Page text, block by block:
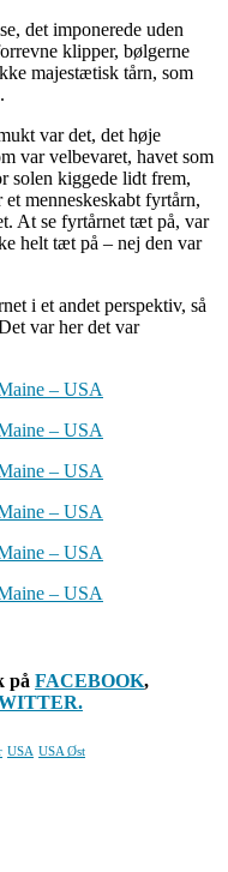
det imponerede uden
klipper, bølgerne
majestætisk tårn, som
var det, det høje
var velbevaret, havet som
solen kiggede lidt frem,
menneskeskabt fyrtårn,
At se fyrtårnet tæt på, var
helt tæt på – nej den var
i et andet perspektiv, så
var her det var
på FACEBOOK,
USA USA Øst